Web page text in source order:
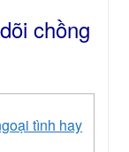
chồng
tình hay